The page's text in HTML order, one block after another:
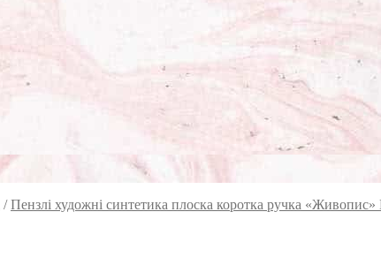
/Пензлі художні синтетика плоска коротка ручка «Живопис»